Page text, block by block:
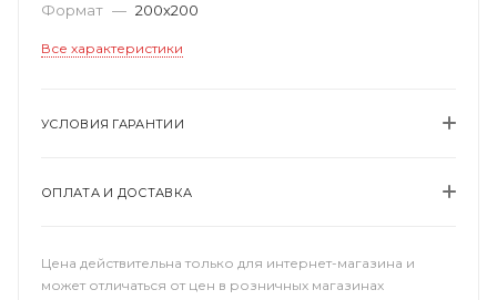
Формат — 200х200
Все характеристики
УСЛОВИЯ ГАРАНТИИ
ОПЛАТА И ДОСТАВКА
Цена действительна только для интернет-магазина и
может отличаться от цен в розничных магазинах